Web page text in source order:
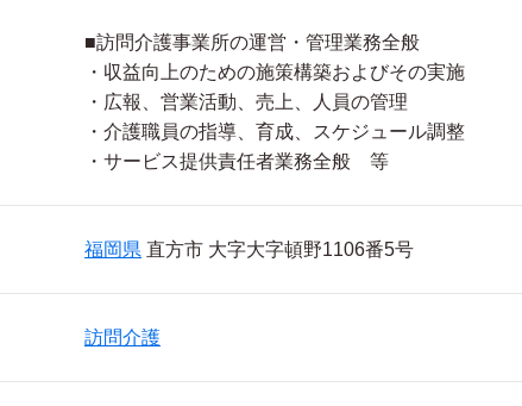
■訪問介護事業所の運営・管理業務全般
・収益向上のための施策構築およびその実施
・広報、営業活動、売上、人員の管理
・介護職員の指導、育成、スケジュール調整
・サービス提供責任者業務全般 等
福岡県 直方市 大字大字頓野1106番5号
訪問介護